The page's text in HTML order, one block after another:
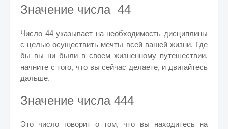
Значение числа 44
Число 44 указывает на необходимость дисциплины
с целью осуществить мечты всей вашей жизни. Где
бы вы ни были в своем жизненному путешествии,
начните с того, что вы сейчас делаете, и двигайтесь
дальше.
Значение числа 444
Это число говорит о том, что вы находитесь на